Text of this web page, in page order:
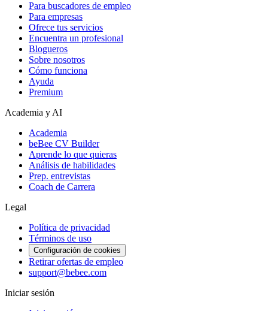
Para buscadores de empleo
Para empresas
Ofrece tus servicios
Encuentra un profesional
Blogueros
Sobre nosotros
Cómo funciona
Ayuda
Premium
Academia y AI
Academia
beBee CV Builder
Aprende lo que quieras
Análisis de habilidades
Prep. entrevistas
Coach de Carrera
Legal
Política de privacidad
Términos de uso
Configuración de cookies
Retirar ofertas de empleo
support@bebee.com
Iniciar sesión